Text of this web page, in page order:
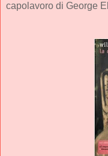
capolavoro di George